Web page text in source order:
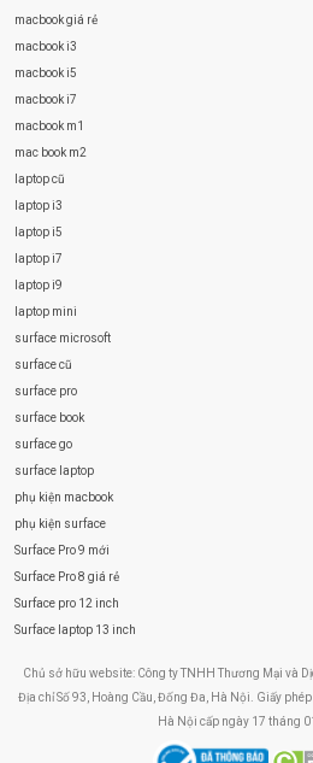
macbook giá rẻ
macbook i3
macbook i5
macbook i7
macbook m1
mac book m2
laptop cũ
laptop i3
laptop i5
laptop i7
laptop i9
laptop mini
surface microsoft
surface cũ
surface pro
surface book
surface go
surface laptop
phụ kiện macbook
phụ kiện surface
Surface Pro 9 mới
Surface Pro 8 giá rẻ
Surface pro 12 inch
Surface laptop 13 inch
Chủ sở hữu website: Công ty TNHH Thương Mại và
Địa chỉ Số 93, Hoàng Cầu, Đống Đa, Hà Nội. Giấy
Hà Nội cấp ngày 17 tháng